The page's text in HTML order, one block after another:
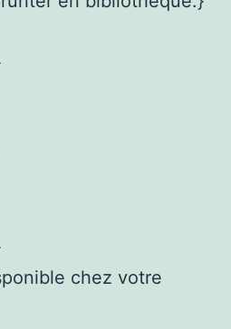
chez votre